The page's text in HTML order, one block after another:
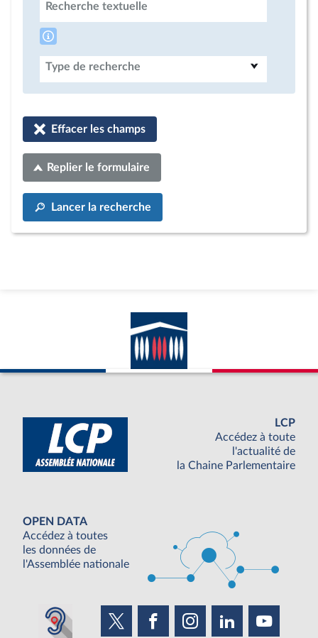
Recherche textuelle
Type de recherche
Effacer les champs
Replier le formulaire
Lancer la recherche
LCP
Accédez à toute
l'actualité de
la Chaine Parlementaire
OPEN DATA
Accédez à toutes
les données de
l'Assemblée nationale